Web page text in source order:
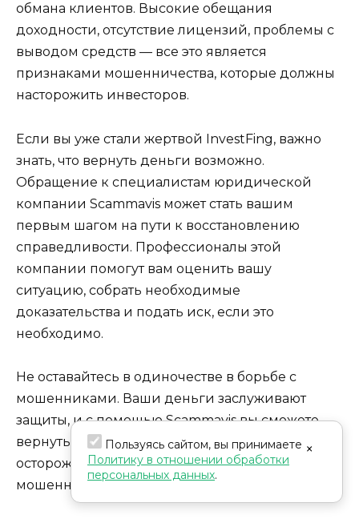
обмана клиентов. Высокие обещания
доходности, отсутствие лицензий, проблемы с
выводом средств — все это является
признаками мошенничества, которые должны
насторожить инвесторов.
Если вы уже стали жертвой InvestFing, важно
знать, что вернуть деньги возможно.
Обращение к специалистам юридической
компании Scammavis может стать вашим
первым шагом на пути к восстановлению
справедливости. Профессионалы этой
компании помогут вам оценить вашу
ситуацию, собрать необходимые
доказательства и подать иск, если это
необходимо.
Не оставайтесь в одиночестве в борьбе с
мошенниками. Ваши деньги заслуживают
защиты, и с помощью Scammavis вы сможете
вернуть то, что вам принадлежит. Будьте
осторожны, исследуйте, и не позволяйте
мошенникам обманывать вас.
×
Пользуясь сайтом, вы принимаете
Политику в отношении обработки
персональных данных.